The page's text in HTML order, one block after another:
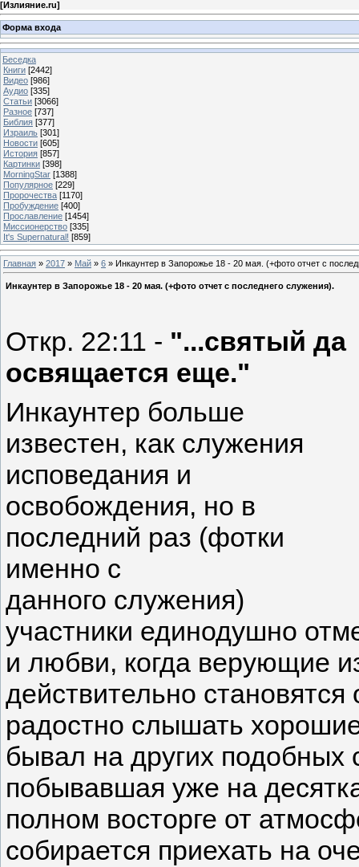
[Излияние.ru]
Форма входа
Беседка
Книги [2442]
Видео [986]
Аудио [335]
Статьи [3066]
Разное [737]
Библия [377]
Израиль [301]
Новости [605]
История [857]
Картинки [398]
MorningStar [1388]
Популярное [229]
Пророчества [1170]
Пробуждение [400]
Прославление [1454]
Миссионерство [335]
It's Supernatural! [859]
Главная » 2017 » Май » 6 » Инкаунтер в Запорожье 18 - 20 мая. (+фото отчет с
Инкаунтер в Запорожье 18 - 20 мая. (+фото отчет с последнего служения).
Откр. 22:11 - "...святый да
освящается еще."
Инкаунтер больше
известен, как служения
исповедания и
освобождения, но в
последний раз (фотки
именно с
данного служения)
участники единодушно
и любви, когда верующие
действительно
радостно слышать
бывал на других подобных
побывавшая уже на
полном восторге от
собирается приехать на